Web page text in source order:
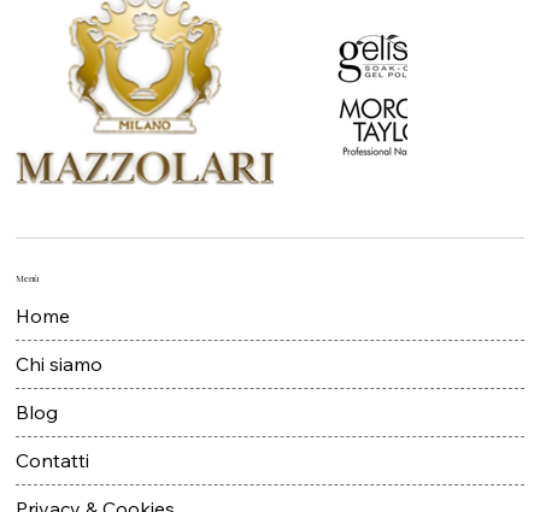
Menù
Home
Chi siamo
Blog
Contatti